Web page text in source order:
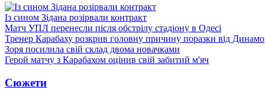
Із сином Зідана розірвали контракт
Матч УПЛ перенесли після обстрілу стадіону в Одесі
Тренер Карабаху розкрив головну причину поразки від Динамо
Зоря посилила свій склад двома новачками
Герой матчу з Карабахом оцінив свій забитий м'яч
Сюжети